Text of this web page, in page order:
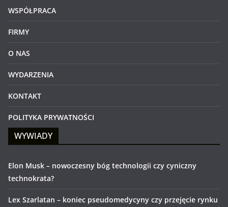
WSPÓŁPRACA
FIRMY
O NAS
WYDARZENIA
KONTAKT
POLITYKA PRYWATNOŚCI
WYWIADY
Elon Musk – nowoczesny bóg technologii czy cyniczny
technokrata?
Lex Szarlatan – koniec pseudomedycyny czy przejęcie rynku